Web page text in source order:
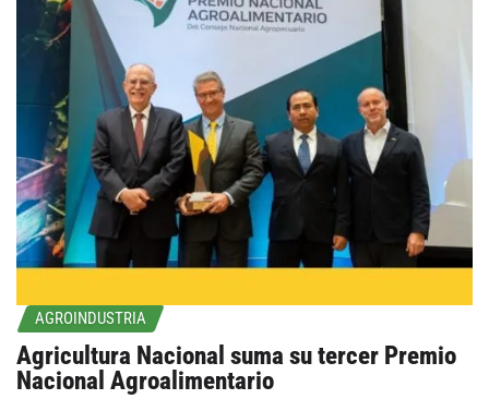
AGROINDUSTRIA
Agricultura Nacional suma su tercer Premio
Nacional Agroalimentario